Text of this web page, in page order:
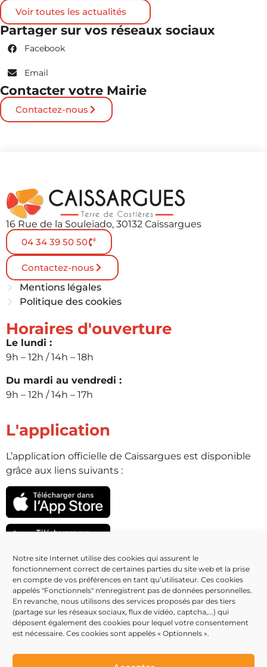
Notre site Internet utilise des cookies qui assurent le
fonctionnement correct de certaines parties du site web et la prise
en compte de vos préférences en tant qu’utilisateur. Ces cookies
appelés "Fonctionnels" n'enregistrent pas de données personnelles.
En revanche, nous utilisons des services proposés par des tiers
(partage sur les réseaux sociaux, flux de vidéo, captcha,...) qui
déposent également des cookies pour lequel votre consentement
est nécessaire. Ces cookies sont appelés « Optionnels ».
Voir toutes les actualités
Partager sur vos réseaux sociaux
Facebook
Email
Contacter votre Mairie
Contactez-nous
16 Rue de la Souleïado, 30132 Caissargues
04 34 39 50 50
Contactez-nous
Mentions légales
Politique des cookies
Horaires d'ouverture
Le lundi :
9h – 12h / 14h – 18h
Du mardi au vendredi :
9h – 12h / 14h – 17h
L'application
L’application officielle de Caissargues est disponible
grâce aux liens suivants :
Partenaires